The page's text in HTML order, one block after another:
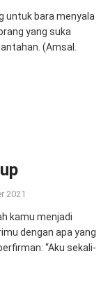
untuk bara menyala
yang suka
(Amsal.
2021
kamu menjadi
dengan apa yang
“Aku sekali-